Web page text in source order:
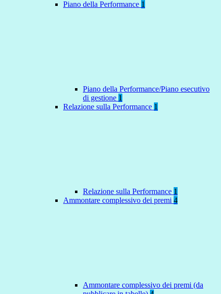
Piano della Performance 1
Piano della Performance/Piano esecutivo
di gestione 1
Relazione sulla Performance 1
Relazione sulla Performance 1
Ammontare complessivo dei premi 4
Ammontare complessivo dei premi (da